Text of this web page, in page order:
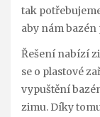
tak
aby nám bazén
Řešení nabízí
se o plastové
vypuštění
zimu. Díky